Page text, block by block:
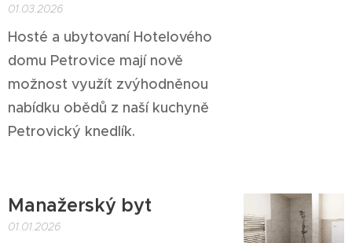
01.03.2026
Hosté a ubytovaní Hotelového
domu Petrovice mají nově
možnost využít zvýhodněnou
nabídku obědů z naší kuchyně
Petrovický knedlík.
Manažerský byt
01.01.2026